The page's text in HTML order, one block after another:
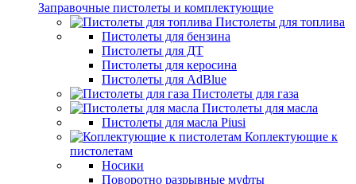
Заправочные пистолеты и комплектующие
Пистолеты для топлива
Пистолеты для бензина
Пистолеты для ДТ
Пистолеты для керосина
Пистолеты для AdBlue
Пистолеты для газа
Пистолеты для масла
Пистолеты для масла Piusi
Коплектующие к
пистолетам
Носики
Поворотно разрывные муфты